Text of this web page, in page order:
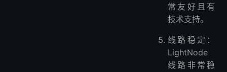
常友好且有
技术支持。
线路稳定：
LightNode
线路非常稳